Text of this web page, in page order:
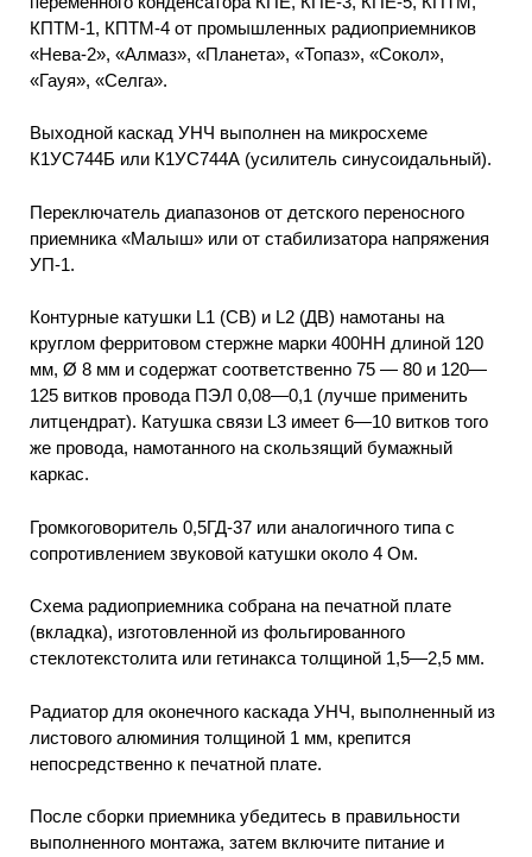
КПТМ-1, КПТМ-4 от промышленных радиоприемников
«Нева-2», «Алмаз», «Планета», «Топаз», «Сокол»,
«Гауя», «Селга».
Выходной каскад УНЧ выполнен на микросхеме
К1УС744Б или К1УС744А (усилитель синусоидальный).
Переключатель диапазонов от детского переносного
приемника «Малыш» или от стабилизатора напряжения
УП-1.
Контурные катушки L1 (СВ) и L2 (ДВ) намотаны на
круглом ферритовом стержне марки 400НН длиной 120
мм, Ø 8 мм и содержат соответственно 75 — 80 и 120—
125 витков провода ПЭЛ 0,08—0,1 (лучше применить
литцендрат). Катушка связи L3 имеет 6—10 витков того
же провода, намотанного на скользящий бумажный
каркас.
Громкоговоритель 0,5ГД-37 или аналогичного типа с
сопротивлением звуковой катушки около 4 Ом.
Схема радиоприемника собрана на печатной плате
(вкладка), изготовленной из фольгированного
стеклотекстолита или гетинакса толщиной 1,5—2,5 мм.
Радиатор для оконечного каскада УНЧ, выполненный из
листового алюминия толщиной 1 мм, крепится
непосредственно к печатной плате.
После сборки приемника убедитесь в правильности
выполненного монтажа, затем включите питание и